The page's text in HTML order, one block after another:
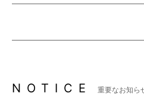
NOTICE 重要なお知ら